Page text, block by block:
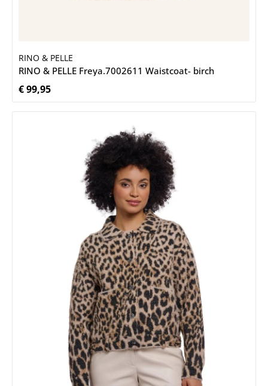
RINO & PELLE
RINO & PELLE Freya.7002611 Waistcoat- birch
Normale prijs:
€ 99,95